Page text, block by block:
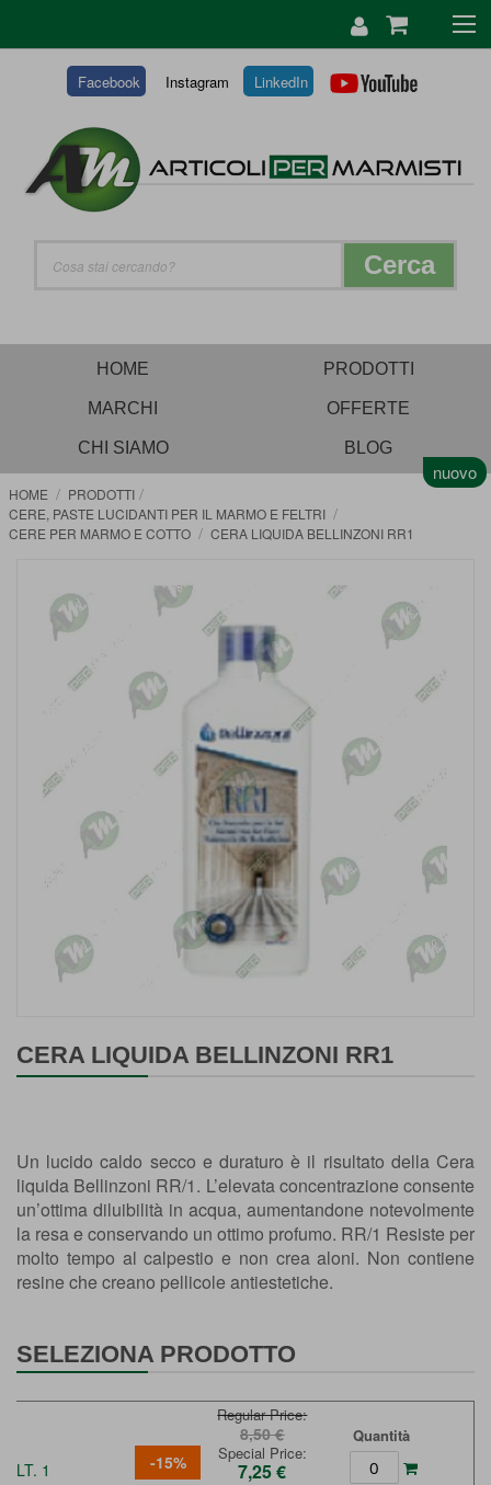
Facebook Instagram LinkedIn
CONTENUTO
Cerca
HOME PRODOTTI
MARCHI OFFERTE
CHI SIAMO BLOG
HOME
PRODOTTI
CERE, PASTE LUCIDANTI PER IL MARMO E FELTRI
CERE PER MARMO E COTTO
CERA LIQUIDA BELLINZONI RR1
CERA LIQUIDA BELLINZONI RR1
all'inizio
della
Un lucido caldo secco e duraturo è il risultato della Cera
liquida Bellinzoni RR/1. L’elevata concentrazione consente
un’ottima diluibilità in acqua, aumentandone notevolmente
la resa e conservando un ottimo profumo. RR/1 Resiste per
molto tempo al calpestio e non crea aloni. Non contiene
resine che creano pellicole antiestetiche.
SELEZIONA PRODOTTO
LT. 1 -15%
Regular Price
8,50 €
Special Price
7,25 €
Quantità